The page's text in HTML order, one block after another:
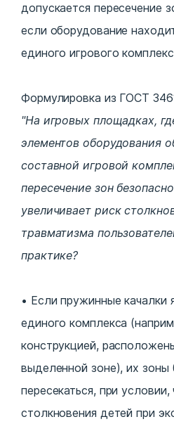
допускается пересечение
если оборудование
единого игрового
Формулировка из ГОСТ
"На игровых площадках,
элементов оборудования
составной игровой
пересечение зон
увеличивает риск
травматизма
практике?
Если пружинные качалки
единого комплекса
конструкцией,
выделенной зоне), их зоны
пересекаться, при
столкновения детей при